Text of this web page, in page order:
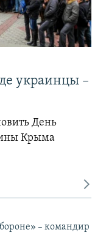
украинцы –
День
Крыма
– командир